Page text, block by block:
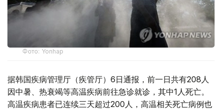
Фото: Yonhap
据韩国疾病管理厅（疾管厅）6日通报，前一日共有208人
因中暑、热衰竭等高温疾病前往急诊就诊，其中1人死亡。
高温疾病患者已连续三天超过200人，高温相关死亡病例也